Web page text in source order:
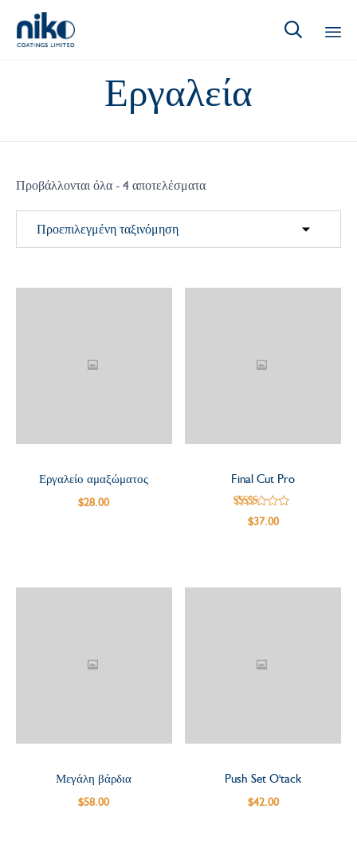

Εργαλεία
Προβάλλονται όλα - 4 αποτελέσματα
Εργαλείο αμαξώματος
$28.00
Final Cut Pro
5.00
από$37.00
Μεγάλη βάρδια
$58.00
Push Set O'tack
$42.00